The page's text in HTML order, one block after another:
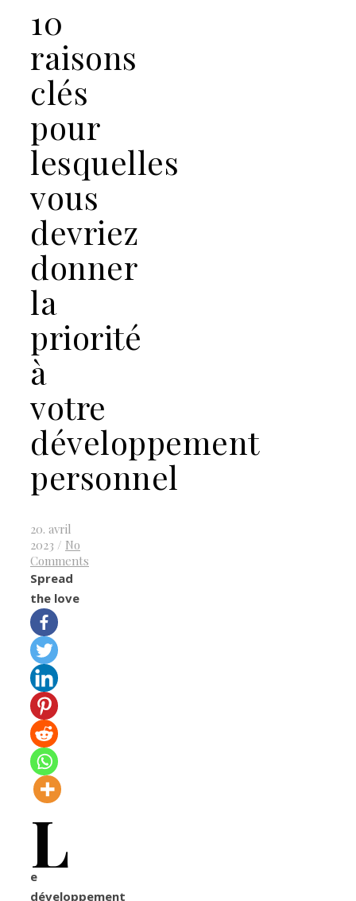
10
raisons
clés
pour
lesquelles
vous
devriez
donner
la
priorité
à
votre
développement
personnel
20. avril
2023 / No
Comments
Spread
the love
L
e
développement